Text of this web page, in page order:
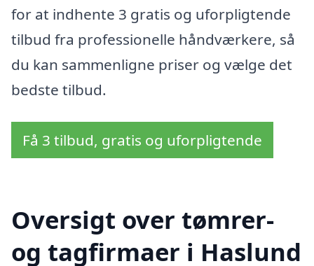
for at indhente 3 gratis og uforpligtende
tilbud fra professionelle håndværkere, så
du kan sammenligne priser og vælge det
bedste tilbud.
Få 3 tilbud, gratis og uforpligtende
Oversigt over tømrer-
og tagfirmaer i Haslund